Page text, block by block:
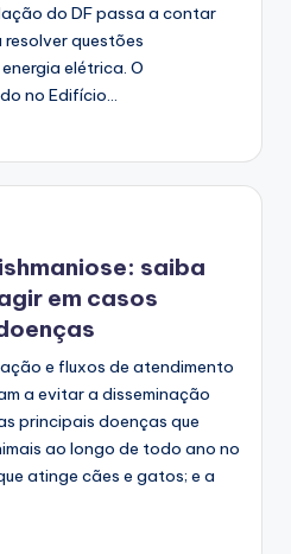
do DF passa a contar
questões
elétrica. O
no Edifício...
saiba
em casos
e fluxos de atendimento
a evitar a disseminação
principais doenças que
ao longo de todo ano no
atinge cães e gatos; e a